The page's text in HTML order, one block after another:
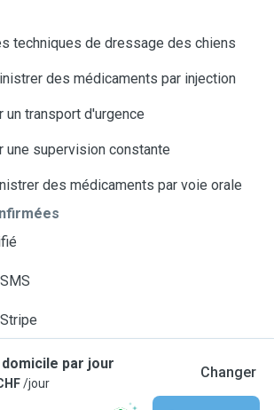
techniques de dressage des chiens
des médicaments par injection
transport d'urgence
une supervision constante
des médicaments par voie orale
par jour
/jour
Changer